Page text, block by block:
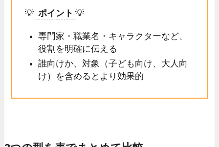
💡 ポイント 💡
専門家・職業名・キャラクターなど、
役割を明確に伝える
誰向けか、対象（子ども向け、大人向
け）を含めるとより効果的